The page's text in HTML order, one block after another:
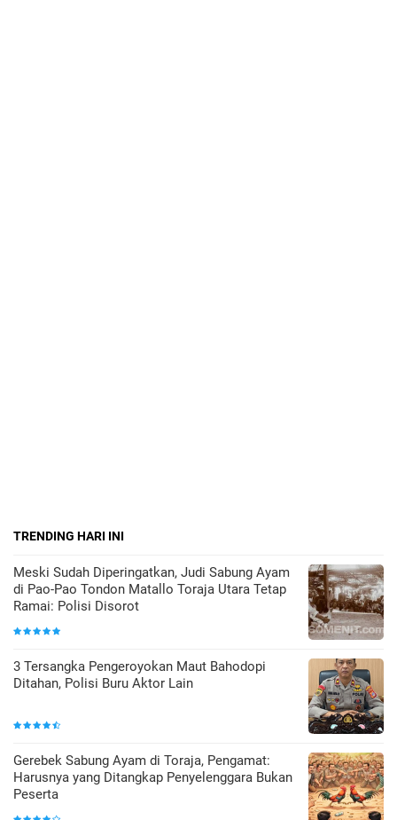
TRENDING HARI INI
Meski Sudah Diperingatkan, Judi Sabung Ayam
di Pao-Pao Tondon Matallo Toraja Utara Tetap
Ramai: Polisi Disorot
3 Tersangka Pengeroyokan Maut Bahodopi
Ditahan, Polisi Buru Aktor Lain
Gerebek Sabung Ayam di Toraja, Pengamat:
Harusnya yang Ditangkap Penyelenggara Bukan
Peserta